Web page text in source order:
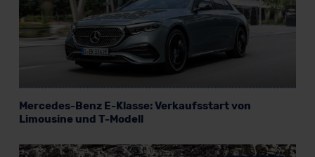
Mercedes-Benz E-Klasse: Verkaufsstart von
Limousine und T-Modell